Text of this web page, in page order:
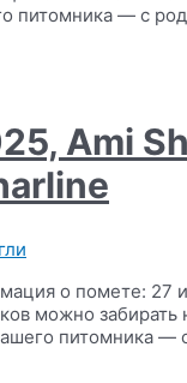
питомника — с
Ami
о помете: 27
можно
питомника —